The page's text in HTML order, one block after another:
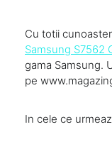
Cu totii
Samsung S7562
gama Samsung.
pe
In cele ce